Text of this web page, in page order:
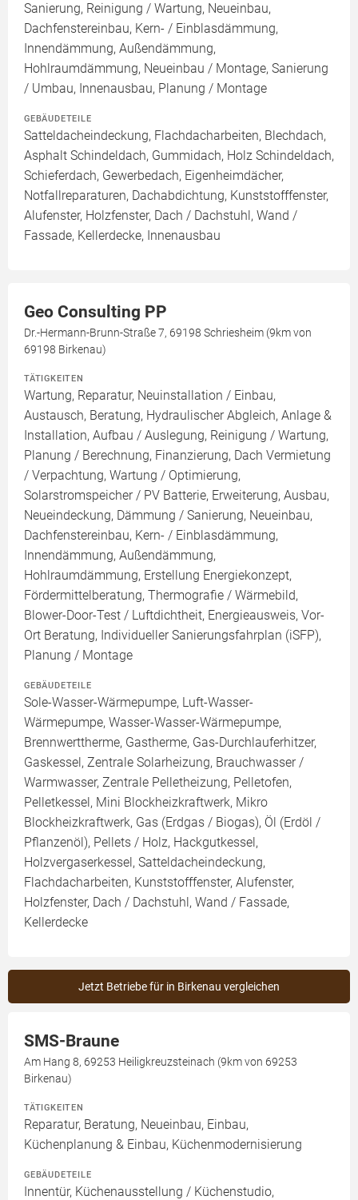
Sanierung, Reinigung / Wartung, Neueinbau,
Dachfenstereinbau, Kern- / Einblasdämmung,
Innendämmung, Außendämmung,
Hohlraumdämmung, Neueinbau / Montage, Sanierung
/ Umbau, Innenausbau, Planung / Montage
GEBÄUDETEILE
Satteldacheindeckung, Flachdacharbeiten, Blechdach,
Asphalt Schindeldach, Gummidach, Holz Schindeldach,
Schieferdach, Gewerbedach, Eigenheimdächer,
Notfallreparaturen, Dachabdichtung, Kunststofffenster,
Alufenster, Holzfenster, Dach / Dachstuhl, Wand /
Fassade, Kellerdecke, Innenausbau
Geo Consulting PP
Dr.-Hermann-Brunn-Straße 7, 69198 Schriesheim (9km von
69198 Birkenau)
TÄTIGKEITEN
Wartung, Reparatur, Neuinstallation / Einbau,
Austausch, Beratung, Hydraulischer Abgleich, Anlage &
Installation, Aufbau / Auslegung, Reinigung / Wartung,
Planung / Berechnung, Finanzierung, Dach Vermietung
/ Verpachtung, Wartung / Optimierung,
Solarstromspeicher / PV Batterie, Erweiterung, Ausbau,
Neueindeckung, Dämmung / Sanierung, Neueinbau,
Dachfenstereinbau, Kern- / Einblasdämmung,
Innendämmung, Außendämmung,
Hohlraumdämmung, Erstellung Energiekonzept,
Fördermittelberatung, Thermografie / Wärmebild,
Blower-Door-Test / Luftdichtheit, Energieausweis, Vor-
Ort Beratung, Individueller Sanierungsfahrplan (iSFP),
Planung / Montage
GEBÄUDETEILE
Sole-Wasser-Wärmepumpe, Luft-Wasser-
Wärmepumpe, Wasser-Wasser-Wärmepumpe,
Brennwerttherme, Gastherme, Gas-Durchlauferhitzer,
Gaskessel, Zentrale Solarheizung, Brauchwasser /
Warmwasser, Zentrale Pelletheizung, Pelletofen,
Pelletkessel, Mini Blockheizkraftwerk, Mikro
Blockheizkraftwerk, Gas (Erdgas / Biogas), Öl (Erdöl /
Pflanzenöl), Pellets / Holz, Hackgutkessel,
Holzvergaserkessel, Satteldacheindeckung,
Flachdacharbeiten, Kunststofffenster, Alufenster,
Holzfenster, Dach / Dachstuhl, Wand / Fassade,
Kellerdecke
Jetzt Betriebe für in Birkenau vergleichen
SMS-Braune
Am Hang 8, 69253 Heiligkreuzsteinach (9km von 69253
Birkenau)
TÄTIGKEITEN
Reparatur, Beratung, Neueinbau, Einbau,
Küchenplanung & Einbau, Küchenmodernisierung
GEBÄUDETEILE
Innentür, Küchenausstellung / Küchenstudio,